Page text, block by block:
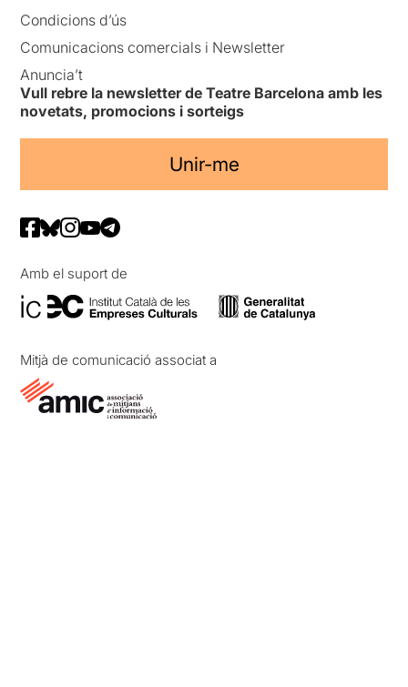
Condicions d’ús
Comunicacions comercials i Newsletter
Anuncia’t
Vull rebre la newsletter de Teatre Barcelona amb les
novetats, promocions i sorteigs
Unir-me
Amb el suport de
Mitjà de comunicació associat a